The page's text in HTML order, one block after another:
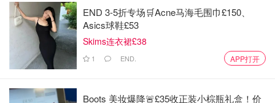
🌞 总结：很美、很值、很快乐。随便一拍都是美景大片。
爱拍照、爱大自然、爱新鲜空气、爱野生动物、爱爬山的朋
友们，Mountain Rainier绝对值得！
🌞 附上美照！全部是手机拍摄，无滤镜
🌞 新人码字，喜欢请支持！💖💖💖
END 3-5折专场🛒Acne马海毛围巾£150、
Asics球鞋£53
Skims连衣裙£38
1 END. APP打开
Boots 美妆爆降🚨£35收正装小棕瓶礼盒！价